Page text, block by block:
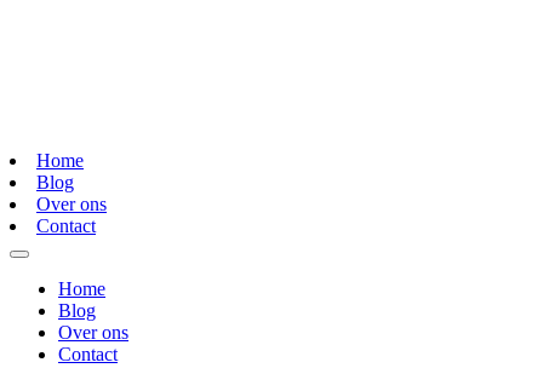
Home
Blog
Over ons
Contact
Home
Blog
Over ons
Contact